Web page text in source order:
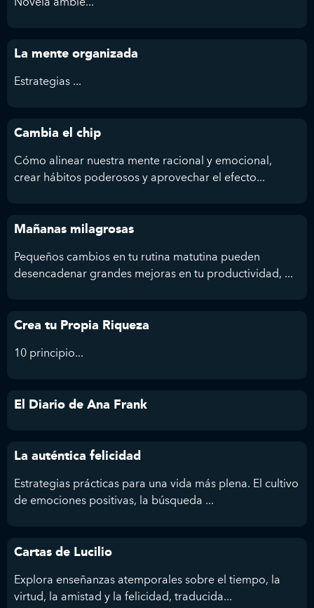
La mente organizada
Estrategias ...
Cambia el chip
Cómo alinear nuestra mente racional y emocional,
crear hábitos poderosos y aprovechar el efecto...
Mañanas milagrosas
Pequeños cambios en tu rutina matutina pueden
desencadenar grandes mejoras en tu productividad, ...
Crea tu Propia Riqueza
10 principio...
El Diario de Ana Frank
La auténtica felicidad
Estrategias prácticas para una vida más plena. El cultivo
de emociones positivas, la búsqueda ...
Cartas de Lucilio
Explora enseñanzas atemporales sobre el tiempo, la
virtud, la amistad y la felicidad, traducida...